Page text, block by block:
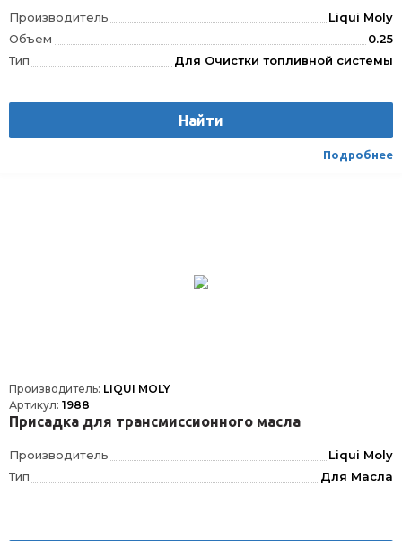
Производитель
Liqui Moly
Объем
0.25
Тип
Для Очистки топливной системы
Найти
Подробнее
Производитель: LIQUI MOLY
Артикул: 1988
Присадка для трансмиссионного масла
Производитель
Liqui Moly
Тип
Для Масла